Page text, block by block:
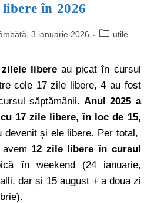
în 2026
3 ianuarie 2026 utile
zilele libere au picat în cursul
cele 17 zile libere, 4 au fost
săptămânii. Anul 2025 a
17 zile libere, în loc de 15,
devenit și ele libere. Per total,
12 zile libere în cursul
în weekend (24 ianuarie,
dar și 15 august + a doua zi